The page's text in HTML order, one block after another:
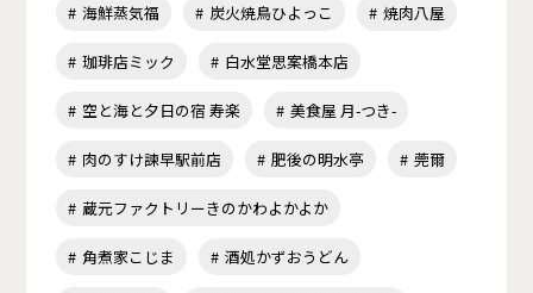
海鮮蒸気福 炭火焼鳥ひよっこ 焼肉八屋
珈琲店ミック 白水堂思案橋本店
空と海と夕日の宿 寿楽 美食屋 月-つき-
肉のすけ諫早駅前店 肥後の明水亭 莞爾
蔵元ファクトリーきのかわよかよか
角煮家こじま 酒処かずおうどん